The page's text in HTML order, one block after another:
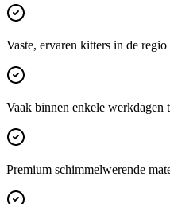
Vaste, ervaren kitters in de regio
Vaak binnen enkele werkdagen
Premium schimmelwerende